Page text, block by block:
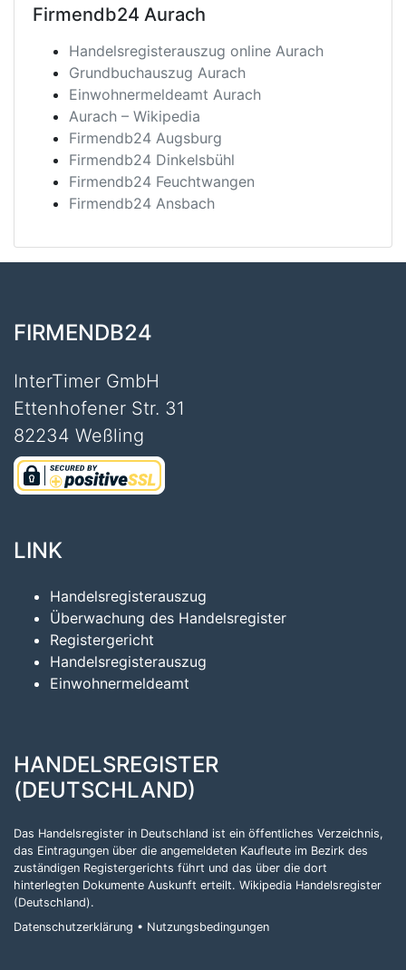
Firmendb24 Aurach
Handelsregisterauszug online Aurach
Grundbuchauszug Aurach
Einwohnermeldeamt Aurach
Aurach – Wikipedia
Firmendb24 Augsburg
Firmendb24 Dinkelsbühl
Firmendb24 Feuchtwangen
Firmendb24 Ansbach
FIRMENDB24
InterTimer GmbH
Ettenhofener Str. 31
82234 Weßling
LINK
Handelsregisterauszug
Überwachung des Handelsregister
Registergericht
Handelsregisterauszug
Einwohnermeldeamt
HANDELSREGISTER
(DEUTSCHLAND)
Das Handelsregister in Deutschland ist ein öffentliches Verzeichnis,
das Eintragungen über die angemeldeten Kaufleute im Bezirk des
zuständigen Registergerichts führt und das über die dort
hinterlegten Dokumente Auskunft erteilt. Wikipedia Handelsregister
(Deutschland).
Datenschutzerklärung • Nutzungsbedingungen